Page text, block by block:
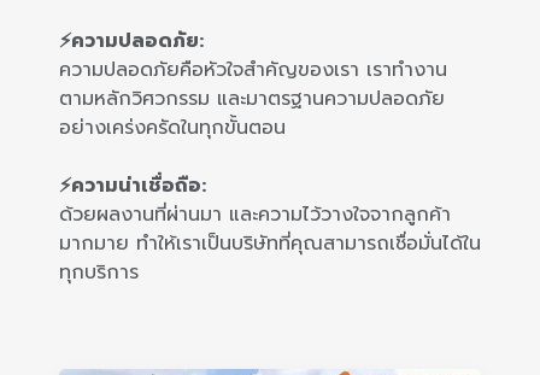
⚡ความปลอดภัย:
ความปลอดภัยคือหัวใจสำคัญของเรา เราทำงาน
ตามหลักวิศวกรรม และมาตรฐานความปลอดภัย
อย่างเคร่งครัดในทุกขั้นตอน
⚡ความน่าเชื่อถือ:
ด้วยผลงานที่ผ่านมา และความไว้วางใจจากลูกค้า
มากมาย ทำให้เราเป็นบริษัทที่คุณสามารถเชื่อมั่นได้ใน
ทุกบริการ